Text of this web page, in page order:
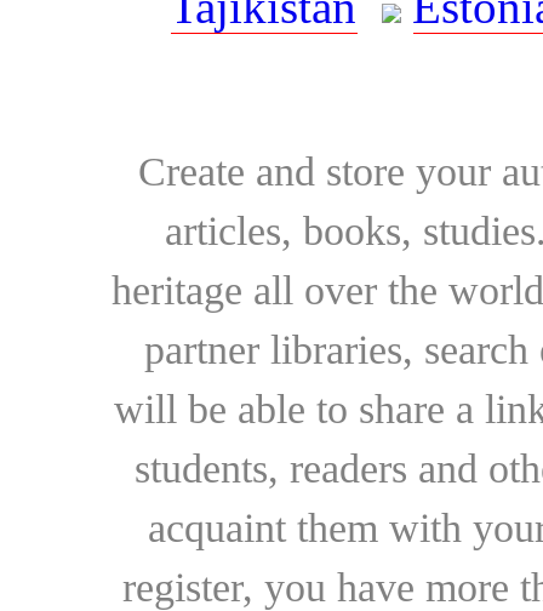
Create and store your
articles, books,
heritage all over the
partner libraries,
will be able to share a
students, readers and
acquaint them with
register, you have more